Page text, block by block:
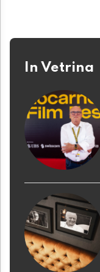
In Vetrina